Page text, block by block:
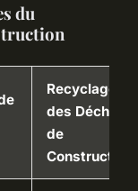
du
Recyclage
des Déchets
de
Construction